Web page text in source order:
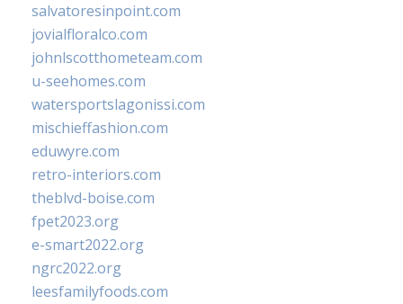
salvatoresinpoint.com
jovialfloralco.com
johnlscotthometeam.com
u-seehomes.com
watersportslagonissi.com
mischieffashion.com
eduwyre.com
retro-interiors.com
theblvd-boise.com
fpet2023.org
e-smart2022.org
ngrc2022.org
leesfamilyfoods.com